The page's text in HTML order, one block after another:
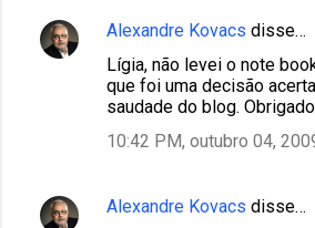
Alexandre Kovacs disse…
Lígia, não levei o note
que foi uma decisão
saudade do blog.
10:42 PM, outubro 04,
Alexandre Kovacs disse…